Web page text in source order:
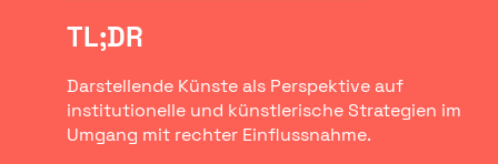
TL;DR
Darstellende Künste als Perspektive auf
institutionelle und künstlerische Strategien im
Umgang mit rechter Einflussnahme.